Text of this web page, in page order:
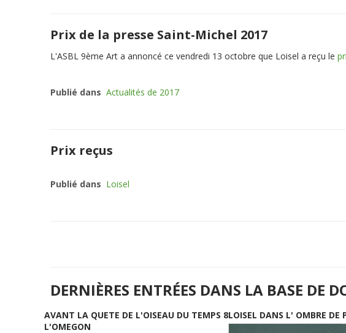
Prix de la presse Saint-Michel 2017
L'ASBL 9ème Art a annoncé ce vendredi 13 octobre que Loisel a reçu le
Publié dans Actualités de 2017
Prix reçus
Publié dans Loisel
DERNIÈRES ENTRÉES DANS LA BASE DE
AVANT LA QUETE DE L'OISEAU DU TEMPS 8
L'OMEGON
LOISEL DANS L' OMBRE DE